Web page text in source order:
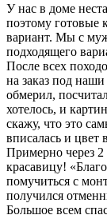
У нас в доме
поэтому готовые
вариант. Мы с
подходящего
После всех
на заказ под
обмерил,
хотелось, и
скажу, что это
вписалась и цвет
Примерно через
красавицу!
помучиться с
получился
Большое всем